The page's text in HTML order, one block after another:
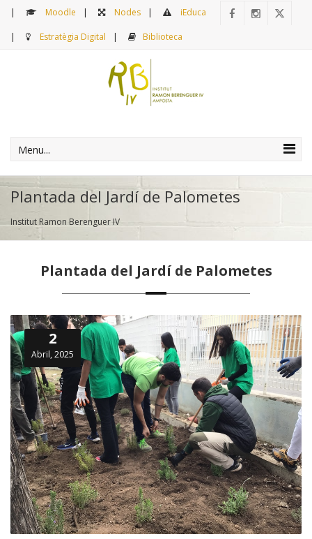
Moodle Nodes iEduca
Estratègia Digital Biblioteca
Menu...
Plantada del Jardí de Palometes
Institut Ramon Berenguer IV
Plantada del Jardí de Palometes
2
Abril, 2025